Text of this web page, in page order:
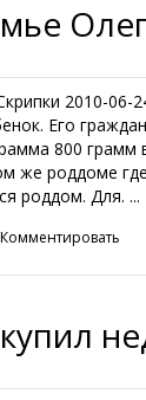
2010-06-
Его
800 грамм
же роддоме
роддом. Для. ...